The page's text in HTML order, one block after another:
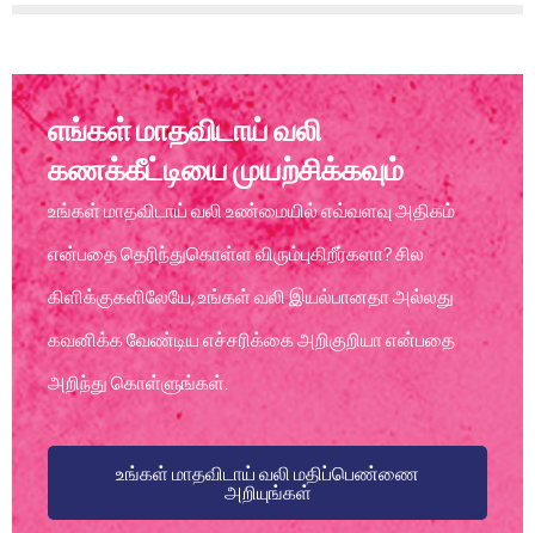
எங்கள் மாதவிடாய் வலி
கணக்கீட்டியை முயற்சிக்கவும்
உங்கள் மாதவிடாய் வலி உண்மையில் எவ்வளவு அதிகம்
என்பதை தெரிந்துகொள்ள விரும்புகிறீர்களா? சில
கிளிக்குகளிலேயே, உங்கள் வலி இயல்பானதா அல்லது
கவனிக்க வேண்டிய எச்சரிக்கை அறிகுறியா என்பதை
அறிந்து கொள்ளுங்கள்.
உங்கள் மாதவிடாய் வலி மதிப்பெண்ணை
அறியுங்கள்